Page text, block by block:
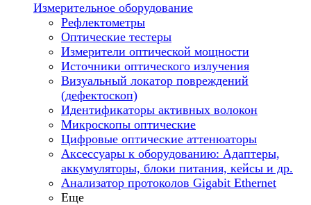
Измерительное оборудование
Рефлектометры
Оптические тестеры
Измерители оптической мощности
Источники оптического излучения
Визуальный локатор повреждений
(дефектоскоп)
Идентификаторы активных волокон
Микроскопы оптические
Цифровые оптические аттенюаторы
Аксессуары к оборудованию: Адаптеры,
аккумуляторы, блоки питания, кейсы и др.
Анализатор протоколов Gigabit Ethernet
Еще